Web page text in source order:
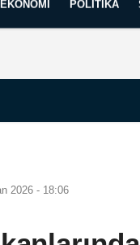
EKONOMI POLITIKA
2026 - 18:06